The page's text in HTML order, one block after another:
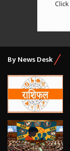
By News Desk